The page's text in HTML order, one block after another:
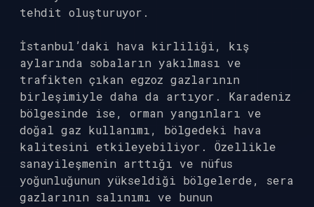
tehdit oluşturuyor.
İstanbul’daki hava kirliliği, kış
aylarında sobaların yakılması ve
trafikten çıkan egzoz gazlarının
birleşimiyle daha da artıyor. Karadeniz
bölgesinde ise, orman yangınları ve
doğal gaz kullanımı, bölgedeki hava
kalitesini etkileyebiliyor. Özellikle
sanayileşmenin arttığı ve nüfus
yoğunluğunun yükseldiği bölgelerde, sera
gazlarının salınımı ve bunun